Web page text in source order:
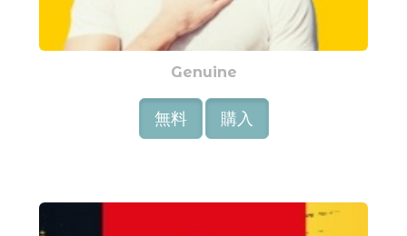
Genuine
無料 購入